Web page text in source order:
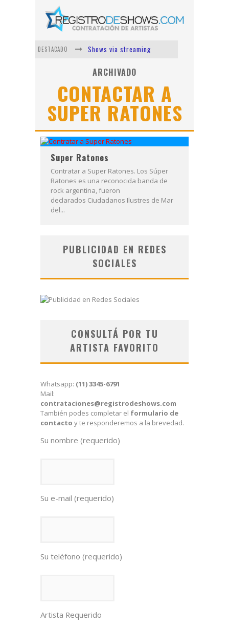
DESTACADO
Shows via streaming
Lit Killah
Nicki Nicole
Duki
Vi Em
Los Ángeles Azules
ARCHIVADO
CONTACTAR A
SUPER RATONES
Super Ratones
Contratar a Super Ratones. Los Súper
Ratones es una reconocida banda de
rock argentina, fueron
declarados Ciudadanos Ilustres de Mar
del...
PUBLICIDAD EN REDES
SOCIALES
CONSULTÁ POR TU
ARTISTA FAVORITO
Whatsapp: (11) 3345-6791
Mail:
contrataciones@registrodeshows.com
También podes completar el formulario de
contacto y te responderemos a la brevedad.
Su nombre (requerido)
Su e-mail (requerido)
Su teléfono (requerido)
Artista Requerido